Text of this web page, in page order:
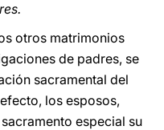
otros matrimonios
de padres, se
sacramental del
los esposos,
especial su